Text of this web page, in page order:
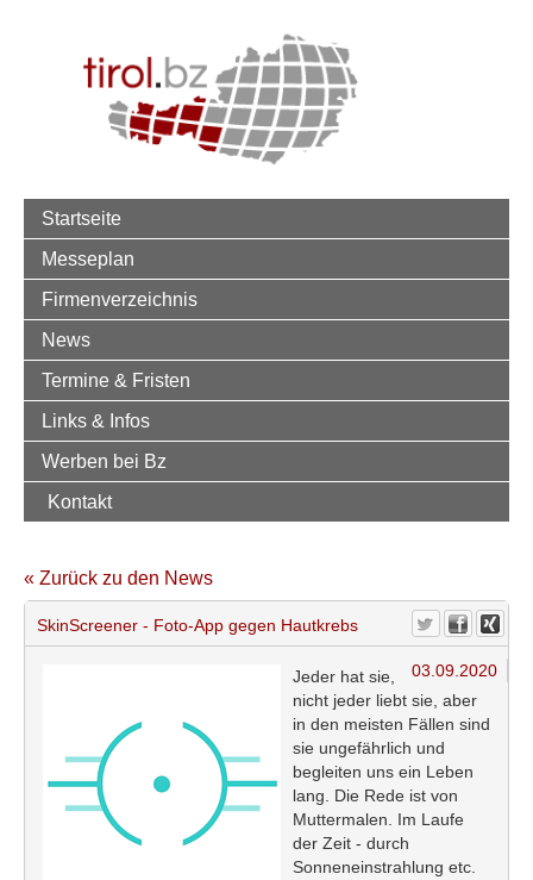
Startseite
Messeplan
Firmenverzeichnis
News
Termine & Fristen
Links & Infos
Werben bei Bz
Kontakt
« Zurück zu den News
SkinScreener - Foto-App gegen Hautkrebs
03.09.2020
Jeder hat sie,
nicht jeder liebt sie, aber
in den meisten Fällen sind
sie ungefährlich und
begleiten uns ein Leben
lang. Die Rede ist von
Muttermalen. Im Laufe
der Zeit - durch
Sonneneinstrahlung etc.